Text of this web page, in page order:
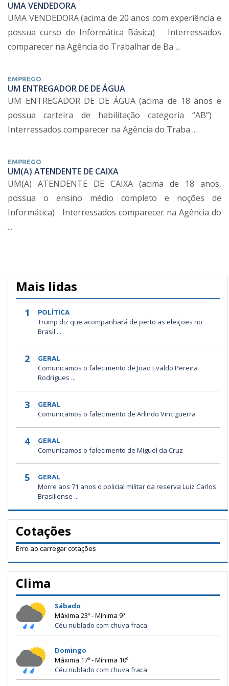
UMA VENDEDORA
UMA VENDEDORA (acima de 20 anos com experiência e
possua curso de Informática Básica) Interressados
comparecer na Agência do Trabalhar de Ba ...
EMPREGO
UM ENTREGADOR DE DE ÁGUA
UM ENTREGADOR DE DE ÁGUA (acima de 18 anos e
possua carteira de habilitação categoria “AB”)
Interressados comparecer na Agência do Traba ...
EMPREGO
UM(A) ATENDENTE DE CAIXA
UM(A) ATENDENTE DE CAIXA (acima de 18 anos,
possua o ensino médio completo e noções de
Informática) Interressados comparecer na Agência do
...
Mais lidas
1 POLÍTICA
Trump diz que acompanhará de perto as eleições no
Brasil ...
2 GERAL
Comunicamos o falecimento de João Evaldo Pereira
Rodrigues ...
3 GERAL
Comunicamos o falecimento de Arlindo Vinciguerra
4 GERAL
Comunicamos o falecimento de Miguel da Cruz
5 GERAL
Morre aos 71 anos o policial militar da reserva Luiz Carlos
Brasiliense ...
Cotações
Erro ao carregar cotações
Clima
Sábado
Máxima 23º - Mínima 9º
Céu nublado com chuva fraca
Domingo
Máxima 17º - Mínima 10º
Céu nublado com chuva fraca